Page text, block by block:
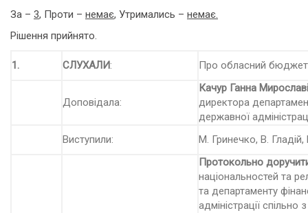
За – 3, Проти – немає, Утримались – немає.
Рішення прийнято.
1. СЛУХАЛИ: Про обласний бюджет
Доповідала:
Качур Ганна
директора
державної
Виступили:
М. Гринечко, В.
Протокольно
національностей та
та департаменту
адміністрації спільно